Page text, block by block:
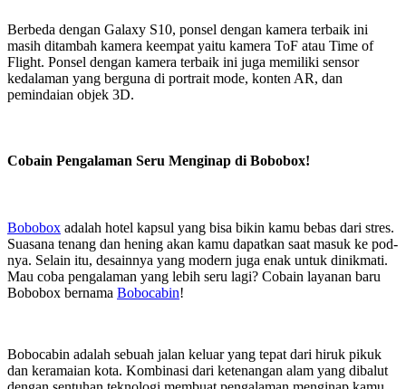
Berbeda dengan Galaxy S10, ponsel dengan kamera terbaik ini
masih ditambah kamera keempat yaitu kamera ToF atau Time of
Flight. Ponsel dengan kamera terbaik ini juga memiliki sensor
kedalaman yang berguna di portrait mode, konten AR, dan
pemindaian objek 3D.
Cobain Pengalaman Seru Menginap di Bobobox!
Bobobox adalah hotel kapsul yang bisa bikin kamu bebas dari stres.
Suasana tenang dan hening akan kamu dapatkan saat masuk ke pod-
nya. Selain itu, desainnya yang modern juga enak untuk dinikmati.
Mau coba pengalaman yang lebih seru lagi? Cobain layanan baru
Bobobox bernama Bobocabin!
Bobocabin adalah sebuah jalan keluar yang tepat dari hiruk pikuk
dan keramaian kota. Kombinasi dari ketenangan alam yang dibalut